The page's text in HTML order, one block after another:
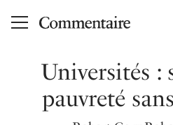
Aller au contenu principal
Universités :
pauvreté